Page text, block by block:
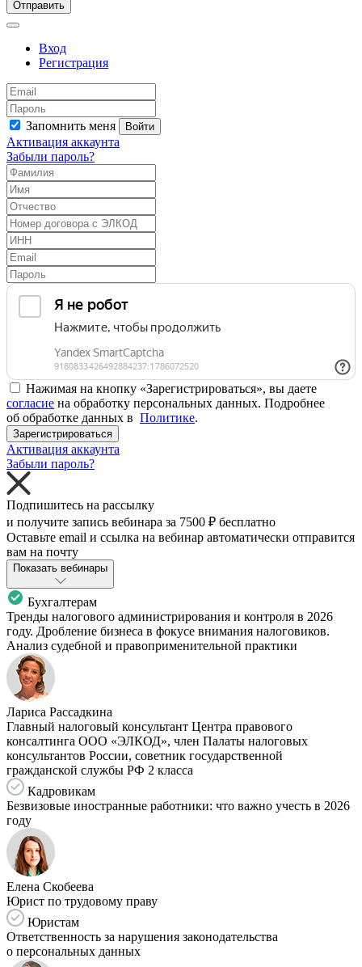
Отправить
Вход
Регистрация
Запомнить меня Войти
Активация аккаунта
Забыли пароль?
Нажимая на кнопку «Зарегистрироваться», вы даете
согласие на обработку персональных данных. Подробнее
об обработке данных в Политике.
Зарегистрироваться
Активация аккаунта
Забыли пароль?
Подпишитесь на рассылку
и получите запись вебинара за 7500 ₽ бесплатно
Оставьте email и ссылка на вебинар автоматически отправится
вам на почту
Показать вебинары
Бухгалтерам
Тренды налогового администрирования и контроля в 2026
году. Дробление бизнеса в фокусе внимания налоговиков.
Анализ судебной и правоприменительной практики
Лариса Рассадкина
Главный налоговый консультант Центра правового
консалтинга ООО «ЭЛКОД», член Палаты налоговых
консультантов России, советник государственной
гражданской службы РФ 2 класса
Кадровикам
Безвизовые иностранные работники: что важно учесть в 2026
году
Елена Скобеева
Юрист по трудовому праву
Юристам
Ответственность за нарушения законодательства
о персональных данных